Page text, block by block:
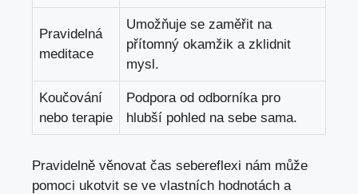
Pravidelná
meditace
Umožňuje se zaměřit na
přítomný okamžik a zklidnit
mysl.
Koučování
nebo terapie
Podpora od odborníka pro
hlubší pohled na sebe sama.
Pravidelně věnovat čas sebereflexi nám může
pomoci ukotvit se ve vlastních hodnotách a